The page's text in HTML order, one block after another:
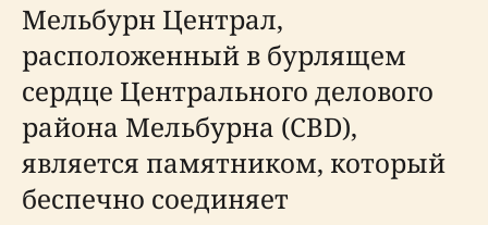
Мельбурн Централ,
расположенный в бурлящем
сердце Центрального делового
района Мельбурна (CBD),
является памятником, который
беспечно соединяет